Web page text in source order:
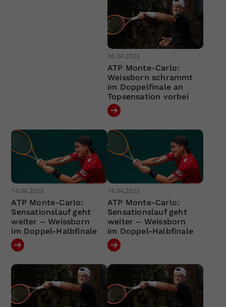
16.04.2023
ATP Monte-Carlo:
Weissborn schrammt
im Doppelfinale an
Topsensation vorbei
14.04.2023
ATP Monte-Carlo:
Sensationslauf geht
weiter – Weissborn
im Doppel-Halbfinale
14.04.2023
ATP Monte-Carlo:
Sensationslauf geht
weiter – Weissborn
im Doppel-Halbfinale